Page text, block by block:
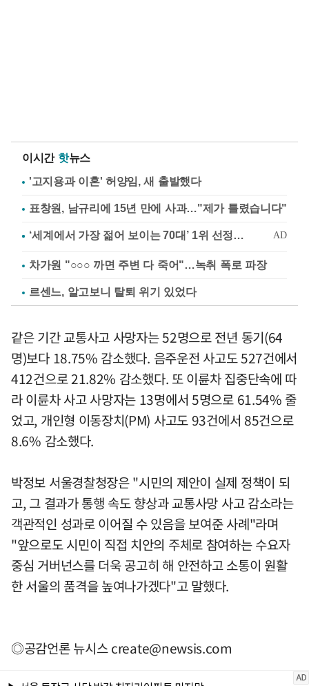
이시간 핫뉴스
'고지용과 이혼' 허양임, 새 출발했다
표창원, 남규리에 15년 만에 사과…"제가 틀렸습니다"
차가원 "○○○ 까면 주변 다 죽어"…녹취 폭로 파장
르센느, 알고보니 탈퇴 위기 있었다
같은 기간 교통사고 사망자는 52명으로 전년 동기(64
명)보다 18.75% 감소했다. 음주운전 사고도 527건에서
412건으로 21.82% 감소했다. 또 이륜차 집중단속에 따
라 이륜차 사고 사망자는 13명에서 5명으로 61.54% 줄
었고, 개인형 이동장치(PM) 사고도 93건에서 85건으로
8.6% 감소했다.
박정보 서울경찰청장은 "시민의 제안이 실제 정책이 되
고, 그 결과가 통행 속도 향상과 교통사망 사고 감소라는
객관적인 성과로 이어질 수 있음을 보여준 사례"라며
"앞으로도 시민이 직접 치안의 주체로 참여하는 수요자
중심 거버넌스를 더욱 공고히 해 안전하고 소통이 원활
한 서울의 품격을 높여나가겠다"고 말했다.
◎공감언론 뉴시스create@newsis.com